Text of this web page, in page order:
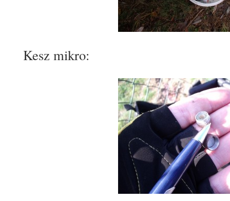
Kesz mikro: